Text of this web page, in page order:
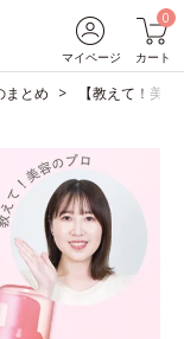
マイページ
0
カート
まとめ 【教えて！美